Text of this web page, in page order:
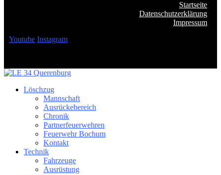
Startseite
Datenschutzerklärung
Impressum
Youtube Instagram
Löschzug
Mannschaft
Ausrückebereich
Chronik
Partnerfeuerwehren
Feuerwehr Bochum
Kontakt
Technik
Fahrzeuge
Ausrüstung